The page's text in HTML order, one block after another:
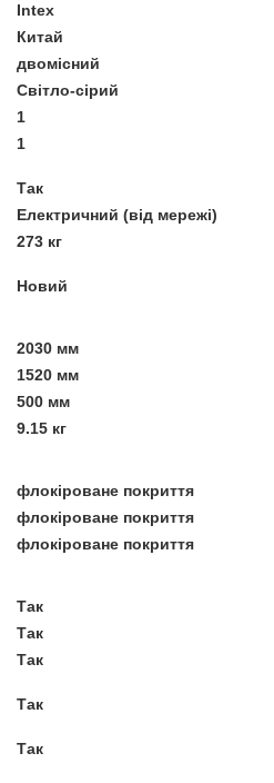
Intex
Китай
двомісний
Світло-сірий
1
1
Так
Електричний (від мережі)
273 кг
Новий
2030 мм
1520 мм
500 мм
9.15 кг
флокіроване покриття
флокіроване покриття
флокіроване покриття
Так
Так
Так
Так
Так